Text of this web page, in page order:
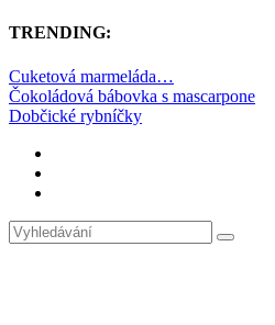
TRENDING:
Cuketová marmeláda…
Čokoládová bábovka s mascarpone
Dobčické rybníčky